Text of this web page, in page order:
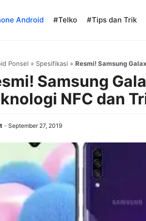
Android #Telko #Tips dan Trik
Ponsel » Spesifikasi » Resmi! Samsung
Samsung
NFC dan
September 27, 2019